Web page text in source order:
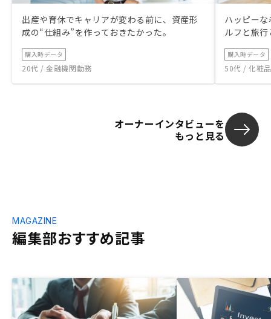
出産や育休でキャリアが変わる前に、資産形
成の“仕組み”を作っておきたかった。
購入時データ
20代 / 金融機関勤務
ハッピー
ルフと旅
購入時データ
50代 / 化粧
オーナーインタビューを
もっと見る
編集部おすすめ記事
MAGAZINE